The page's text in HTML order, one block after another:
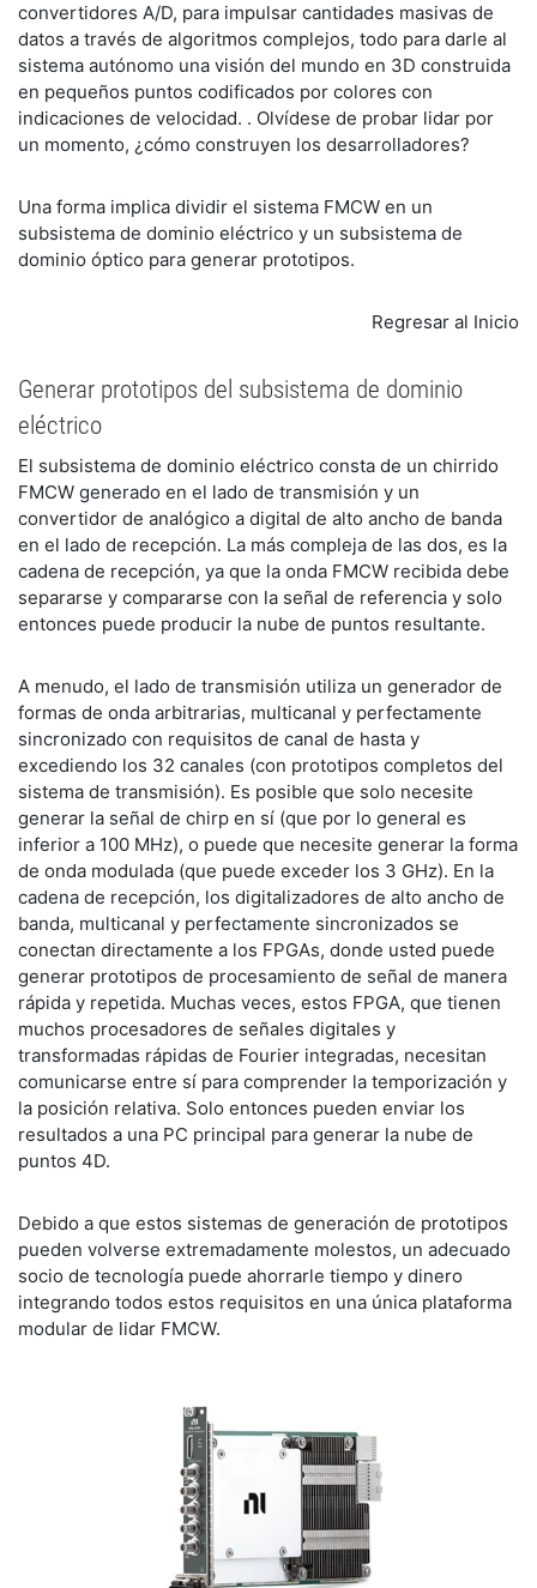
convertidores A/D, para impulsar cantidades masivas de
datos a través de algoritmos complejos, todo para darle al
sistema autónomo una visión del mundo en 3D construida
en pequeños puntos codificados por colores con
indicaciones de velocidad. . Olvídese de probar lidar por
un momento, ¿cómo construyen los desarrolladores?
Una forma implica dividir el sistema FMCW en un
subsistema de dominio eléctrico y un subsistema de
dominio óptico para generar prototipos.
Regresar al Inicio
Generar prototipos del subsistema de dominio
eléctrico
El subsistema de dominio eléctrico consta de un chirrido
FMCW generado en el lado de transmisión y un
convertidor de analógico a digital de alto ancho de banda
en el lado de recepción. La más compleja de las dos, es la
cadena de recepción, ya que la onda FMCW recibida debe
separarse y compararse con la señal de referencia y solo
entonces puede producir la nube de puntos resultante.
A menudo, el lado de transmisión utiliza un generador de
formas de onda arbitrarias, multicanal y perfectamente
sincronizado con requisitos de canal de hasta y
excediendo los 32 canales (con prototipos completos del
sistema de transmisión). Es posible que solo necesite
generar la señal de chirp en sí (que por lo general es
inferior a 100 MHz), o puede que necesite generar la forma
de onda modulada (que puede exceder los 3 GHz). En la
cadena de recepción, los digitalizadores de alto ancho de
banda, multicanal y perfectamente sincronizados se
conectan directamente a los FPGAs, donde usted puede
generar prototipos de procesamiento de señal de manera
rápida y repetida. Muchas veces, estos FPGA, que tienen
muchos procesadores de señales digitales y
transformadas rápidas de Fourier integradas, necesitan
comunicarse entre sí para comprender la temporización y
la posición relativa. Solo entonces pueden enviar los
resultados a una PC principal para generar la nube de
puntos 4D.
Debido a que estos sistemas de generación de prototipos
pueden volverse extremadamente molestos, un adecuado
socio de tecnología puede ahorrarle tiempo y dinero
integrando todos estos requisitos en una única plataforma
modular de lidar FMCW.